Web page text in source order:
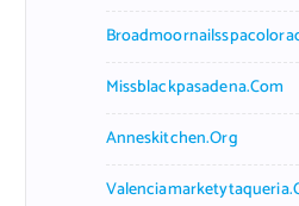
Missblackpasadena.com
Anneskitchen.org